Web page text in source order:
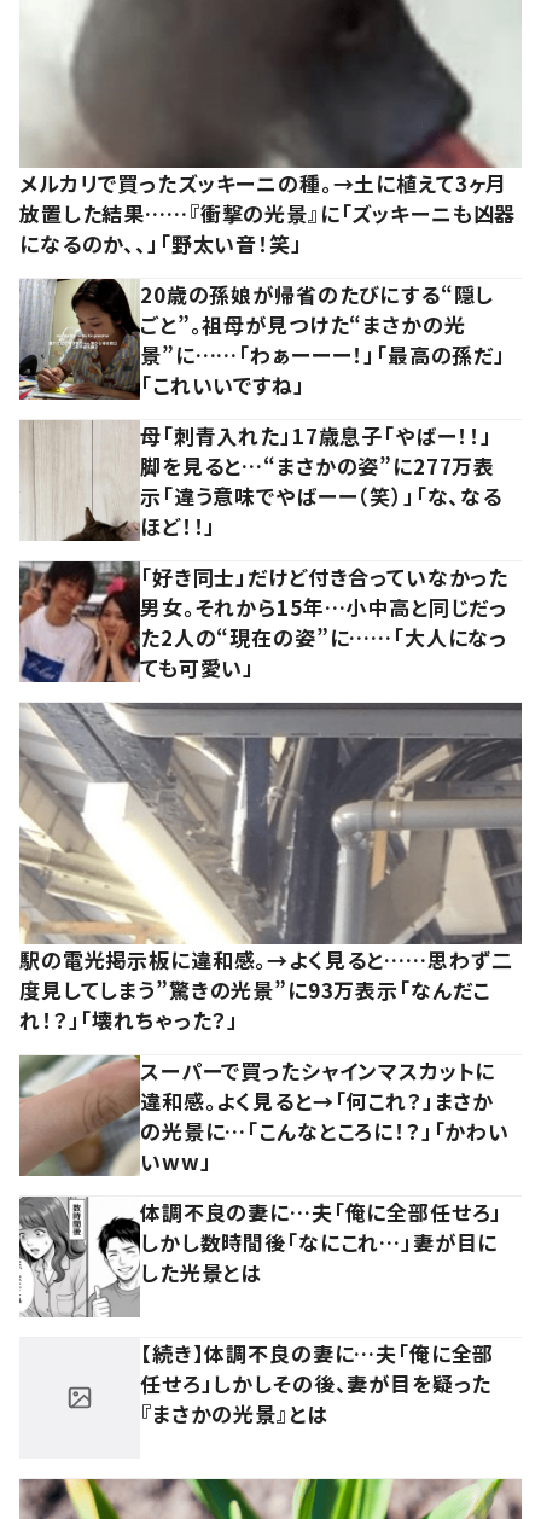
メルカリで買ったズッキーニの種。→土に植えて3ヶ月
放置した結果……『衝撃の光景』に「ズッキーニも凶器
になるのか、、」「野太い音！笑」
20歳の孫娘が帰省のたびにする“隠し
ごと”。祖母が見つけた“まさかの光
景”に……「わぁーーー！」「最高の孫だ」
「これいいですね」
母「刺青入れた」17歳息子「やばー！！」
脚を見ると…“まさかの姿”に277万表
示「違う意味でやばーー（笑）」「な、なる
ほど！！」
「好き同士」だけど付き合っていなかった
男女。それから15年…小中高と同じだっ
た2人の“現在の姿”に……「大人になっ
ても可愛い」
駅の電光掲示板に違和感。→よく見ると……思わず二
度見してしまう”驚きの光景”に93万表示「なんだこ
れ！？」「壊れちゃった？」
スーパーで買ったシャインマスカットに
違和感。よく見ると→「何これ？」まさか
の光景に…「こんなところに！？」「かわい
いww」
体調不良の妻に…夫「俺に全部任せろ」
しかし数時間後「なにこれ…」妻が目に
した光景とは
【続き】体調不良の妻に…夫「俺に全部
任せろ」しかしその後、妻が目を疑った
『まさかの光景』とは